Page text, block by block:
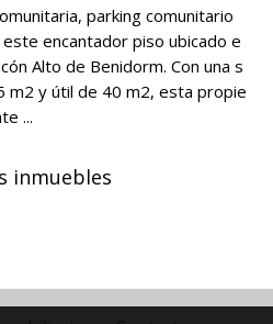
parking comunitario
este encantador piso ubicado e
Alto de Benidorm. Con una s
m2 y útil de 40 m2, esta propie
...
inmuebles